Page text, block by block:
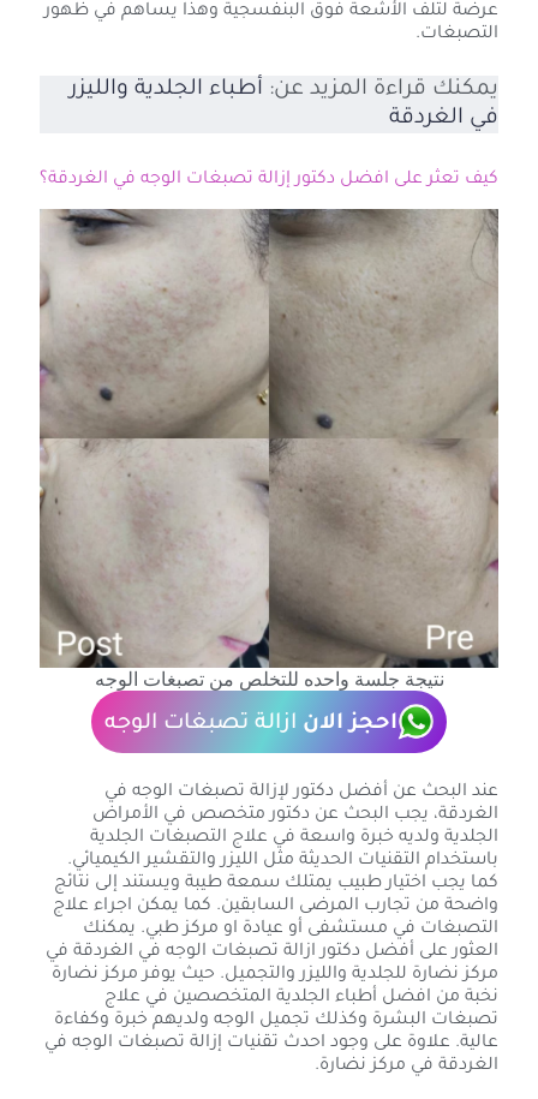
عرضة لتلف الأشعة فوق البنفسجية وهذا يساهم في ظهور
التصبغات.
يمكنك قراءة المزيد عن: أطباء الجلدية والليزر
في الغردقة
كيف تعثر على افضل دكتور إزالة تصبغات الوجه في الغردقة؟
نتيجة جلسة واحده للتخلص من تصبغات الوجه
احجز الان ازالة تصبغات الوجه
عند البحث عن أفضل دكتور لإزالة تصبغات الوجه في
الغردقة، يجب البحث عن دكتور متخصص في الأمراض
الجلدية ولديه خبرة واسعة في علاج التصبغات الجلدية
باستخدام التقنيات الحديثة مثل الليزر والتقشير الكيميائي.
كما يجب اختيار طبيب يمتلك سمعة طيبة ويستند إلى نتائج
واضحة من تجارب المرضى السابقين. كما يمكن اجراء علاج
التصبغات في مستشفى أو عيادة او مركز طبي. يمكنك
العثور على أفضل دكتور ازالة تصبغات الوجه في الغردقة في
مركز نضارة للجلدية والليزر والتجميل. حيث يوفر مركز نضارة
نخبة من افضل أطباء الجلدية المتخصصين في علاج
تصبغات البشرة وكذلك تجميل الوجه ولديهم خبرة وكفاءة
عالية. علاوة على وجود احدث تقنيات إزالة تصبغات الوجه في
الغردقة في مركز نضارة.